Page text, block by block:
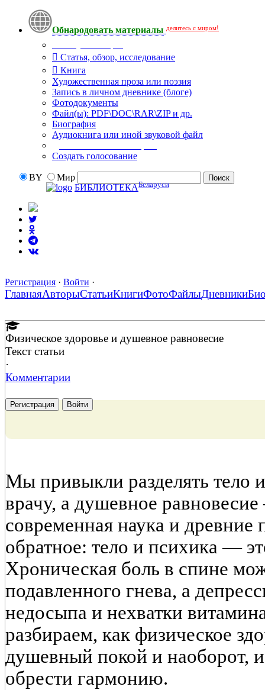
Обнародовать материалы делитесь с миром!
Статья, обзор, исследование
Книга
Художественная проза или поэзия
Запись в личном дневнике (блоге)
Фотодокументы
Файл(ы): PDF\DOC\RAR\ZIP и др.
Биография
Аудиокнига или иной звуковой файл
Создать голосование
BY
Мир
БИБЛИОТЕКАБеларуси
Регистрация · Войти ·
ГлавнаяАвторыСтатьиКнигиФотоФайлыДневники
Физическое здоровье и душевное равновесие
Текст статьи
·
Комментарии
Регистрация Войти
Мы привыкли разделять тело
врачу, а душевное
современная наука и древние
обратное: тело и психика —
Хроническая боль в спине
подавленного гнева, а
недосыпа и нехватки
разбираем, как физическое
душевный покой и наоборот,
обрести гармонию.